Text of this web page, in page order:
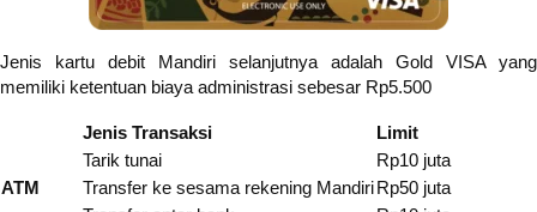
Jenis kartu debit Mandiri selanjutnya adalah Gold VISA yang
memiliki ketentuan biaya administrasi sebesar Rp5.500
ATM
Jenis Transaksi
Limit
Tarik tunai
Rp10 juta
Transfer ke sesama rekening MandiriRp50 juta